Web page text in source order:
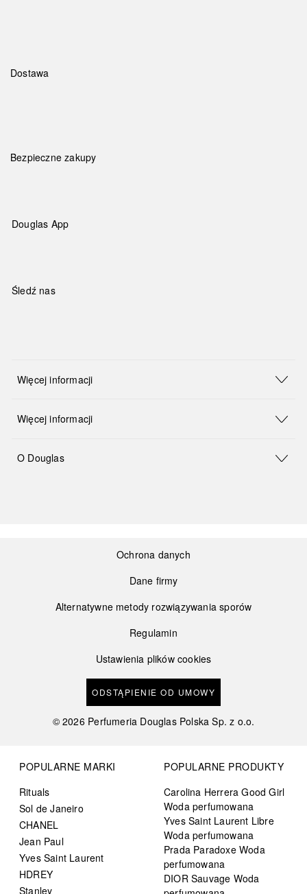
Dostawa
Bezpieczne zakupy
Douglas App
Śledź nas
Więcej informacji
Więcej informacji
O Douglas
Ochrona danych
Dane firmy
Alternatywne metody rozwiązywania sporów
Regulamin
Ustawienia plików cookies
ODSTĄPIENIE OD UMOWY
©2026 Perfumeria Douglas Polska Sp. z o.o.
POPULARNE MARKI
Rituals
Sol de Janeiro
CHANEL
Jean Paul
Yves Saint Laurent
HDREY
Stanley
POPULARNE PRODUKTY
Carolina Herrera Good Girl
Woda perfumowana
Yves Saint Laurent Libre
Woda perfumowana
Prada Paradoxe Woda
perfumowana
DIOR Sauvage Woda